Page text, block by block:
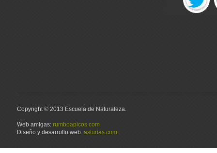
Copyright © 2013 Escuela de Naturaleza.
Web amigas: rumboapicos.com
Diseño y desarrollo web: asturias.com